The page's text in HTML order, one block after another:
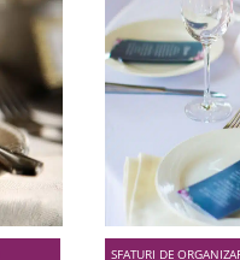
SFATURI DE